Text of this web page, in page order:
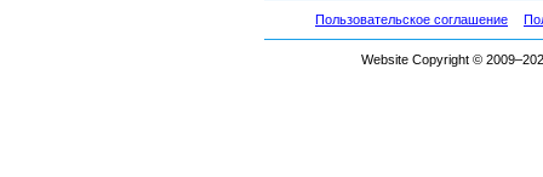
Пользовательское соглашение
Website Copyright ©